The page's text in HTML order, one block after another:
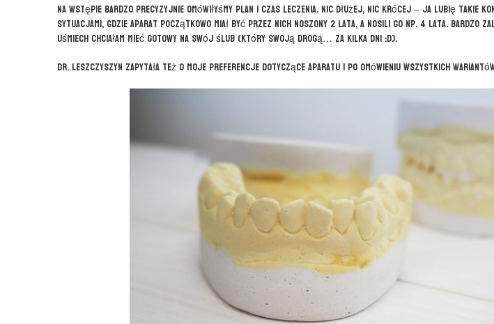
Na wstępie bardzo precyzyjnie omówiłyśmy plan i czas leczenia. Nic dłużej, nic krócej – ja lubię takie
sytuacjami, gdzie aparat początkowo miał być przez nich noszony 2 lata, a nosili go np. 4 lata. Bardzo
uśmiech chciałam mieć gotowy na swój ślub (który swoją drogą… za kilka dni :D).
Dr. Leszczyszyn zapytała też o moje preferencje dotyczące aparatu i po omówieniu wszystkich